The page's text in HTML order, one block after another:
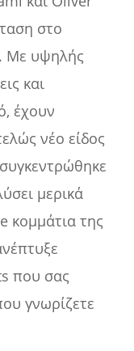
στο
Με υψηλής
και
έχουν
νέο είδος
μερικά
κομμάτια της
που σας
γνωρίζετε